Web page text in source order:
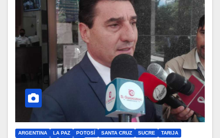
ARGENTINA LA PAZ POTOSÍ SANTA CRUZ SUCRE
TARIJA